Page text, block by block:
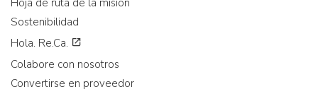
Sostenibilidad
Hola. Re.Ca.
Colabore con nosotros
Convertirse en proveedor